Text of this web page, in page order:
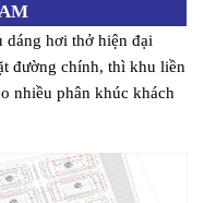
dáng hơi thở hiện đại
đường chính, thì khu liền
nhiều phân khúc khách